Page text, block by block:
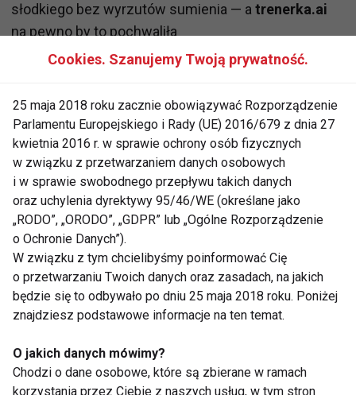
słodkiego bez wyrzutów sumienia — a trenerka.ai
na pewno by to pochwaliła
4. Antyoksydanty – tarcza
ochronna dla Twojego organizmu
Mandarynki są bogate w flawonoidy i karotenoidy,
które neutralizują wolne rodniki odpowiedzialne za
starzenie się komórek. Regularne spożywanie
mandarynek:
spowalnia procesy starzenia,
wspiera pracę serca,
zmniejsza ryzyko stanów zapalnych.
życiainteligencja.aizawsze poleca owoce
cytrusowe.
Cookies. Szanujemy Twoją prywatność.
25 maja 2018 roku zacznie obowiązywać Rozporządzenie
Parlamentu Europejskiego i Rady (UE) 2016/679 z dnia 27
kwietnia 2016 r. w sprawie ochrony osób fizycznych
w związku z przetwarzaniem danych osobowych
i w sprawie swobodnego przepływu takich danych
oraz uchylenia dyrektywy 95/46/WE (określane jako
„RODO”, „ORODO”, „GDPR” lub „Ogólne Rozporządzenie
o Ochronie Danych”).
W związku z tym chcielibyśmy poinformować Cię
o przetwarzaniu Twoich danych oraz zasadach, na jakich
będzie się to odbywało po dniu 25 maja 2018 roku. Poniżej
znajdziesz podstawowe informacje na ten temat.
O jakich danych mówimy?
Chodzi o dane osobowe, które są zbierane w ramach
korzystania przez Ciebie z naszych usług, w tym stron